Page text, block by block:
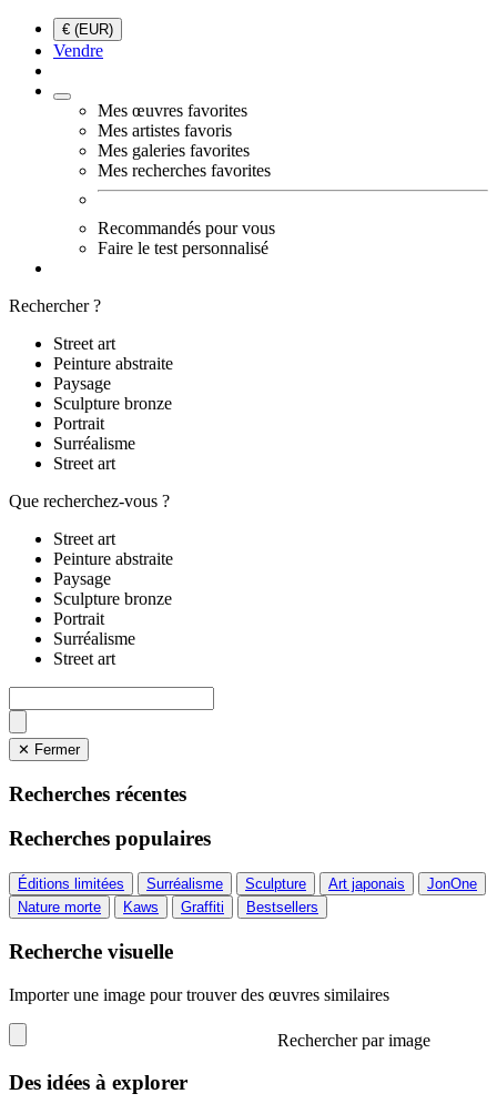
€ (EUR)
Vendre
Mes œuvres favorites
Mes artistes favoris
Mes galeries favorites
Mes recherches favorites
Recommandés pour vous
Faire le test personnalisé
Rechercher ?
Street art
Peinture abstraite
Paysage
Sculpture bronze
Portrait
Surréalisme
Street art
Que recherchez-vous ?
Street art
Peinture abstraite
Paysage
Sculpture bronze
Portrait
Surréalisme
Street art
✕ Fermer
Recherches récentes
Recherches populaires
Éditions limitées Surréalisme Sculpture Art japonais
JonOne
Nature morte
Kaws Graffiti Bestsellers
Recherche visuelle
Importer une image pour trouver des œuvres similaires
Rechercher par image
Des idées à explorer